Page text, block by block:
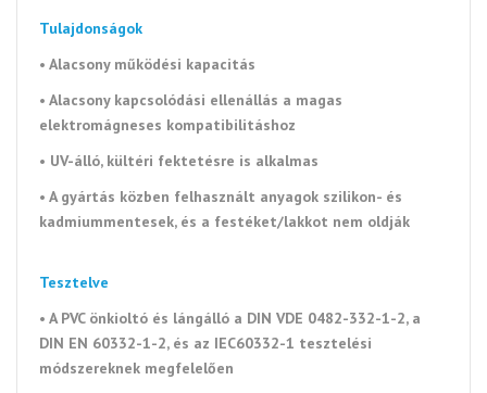
Tulajdonságok
• Alacsony működési kapacitás
• Alacsony kapcsolódási ellenállás a magas
elektromágneses kompatibilitáshoz
• UV-álló, kültéri fektetésre is alkalmas
• A gyártás közben felhasznált anyagok szilikon- és
kadmiummentesek, és a festéket/lakkot nem oldják
Tesztelve
• A PVC önkioltó és lángálló a DIN VDE 0482-332-1-2, a
DIN EN 60332-1-2, és az IEC60332-1 tesztelési
módszereknek megfelelően